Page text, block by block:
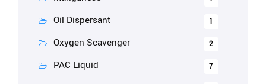
Oil Dispersant 1
Oxygen Scavenger 2
PAC Liquid 7